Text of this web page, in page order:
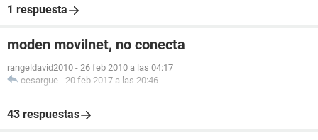
1 respuesta
moden movilnet, no conecta
rangeldavid2010 - 26 feb 2010 a las 04:17
cesargue - 20 feb 2017 a las 20:46
43 respuestas